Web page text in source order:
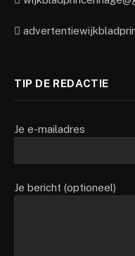
TIP DE REDACTIE
Je e-mailadres
Je bericht (optioneel)